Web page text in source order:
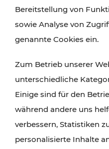
Ausflugstipps
Wien, Niederösterreich
Wanderungen, Kultur
Radtouren oder purer
Attraktionen sind mit
Angeboten des VOR gut
Bereitstellung von
sowie Analyse von
genannte Cookies ein.
Zum Betrieb unserer
unterschiedliche
Einige sind für den
während andere uns
verbessern, Statistiken
personalisierte Inhalte